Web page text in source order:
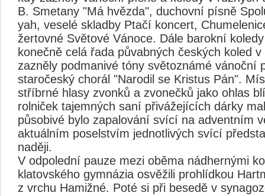
B. Smetany "Má hvězda", duchovní písně
yah, veselé skladby Ptačí koncert,
žertovné Světové Vánoce. Dále barokní
konečně celá řada půvabných českých koled
zazněly podmanivé tóny světoznámé vánoční
staročeský chorál "Narodil se Kristus Pán".
stříbrné hlasy zvonků a zvonečků jako ohlas
rolniček tajemných saní přivážejících dárky
působivé bylo zapalování svící na adventním
aktuálním poselstvím jednotlivých svící
naději.
V odpolední pauze mezi oběma nádhernými
klatovského gymnázia osvěžili prohlídkou
z vrchu Hamižné. Poté si při besedě v